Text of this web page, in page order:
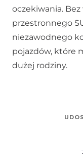
oczekiwania.
przestronnego
niezawodnego
pojazdów, które
dużej rodziny.